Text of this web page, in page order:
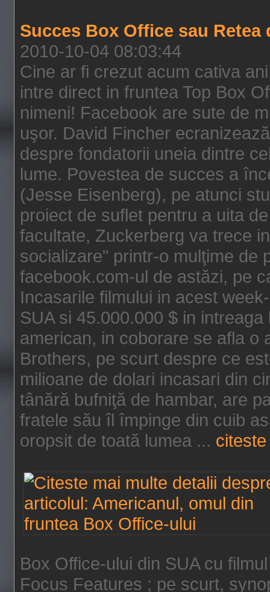
Succes Box Office sau Retea
2010-10-04 08:03:44
Cine ar fi crezut acum cativa
intre direct in fruntea Top Box
nimeni! Facebook are sute de
uşor. David Fincher
despre fondatorii uneia dintre
lume. Povestea de succes a
(Jesse Eisenberg), pe atunci
proiect de suflet pentru a uita
facultate, Zuckerberg va trece
socializare" printr-o mulţime de
facebook.com-ul de astăzi, pe
Incasarile filmului in acest
SUA si 45.000.000 $ in
american, in coborare se afla o
Brothers, pe scurt despre ce
milioane de dolari incasari din
tânără bufniţă de hambar, are
fratele său îl împinge din cuib
oropsit de toată lumea ...
Box Office-ului din SUA cu
Focus Features ; pe scurt,